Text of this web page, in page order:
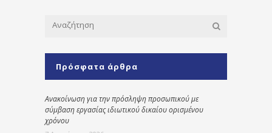
Πρόσφατα άρθρα
Ανακοίνωση για την πρόσληψη προσωπικού με
σύμβαση εργασίας ιδιωτικού δικαίου ορισμένου
χρόνου